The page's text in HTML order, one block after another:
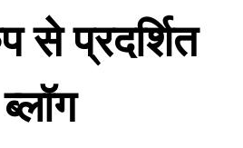
से प्रदर्शित
ब्लॉग